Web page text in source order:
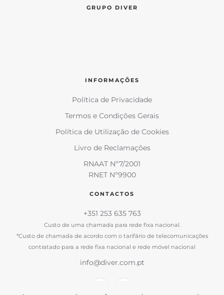
GRUPO DIVER
INFORMAÇÕES
Política de Privacidade
Termos e Condições Gerais
Política de Utilização de Cookies
Livro de Reclamações
RNAAT Nº7/2001
RNET Nº9900
CONTACTOS
+351 253 635 763
Custo de uma chamada para rede fixa nacional.
*Custo de chamada de acordo com o tarifário de telecomunicações
contratado para a rede fixa nacional e rede móvel nacional
info@diver.com.pt